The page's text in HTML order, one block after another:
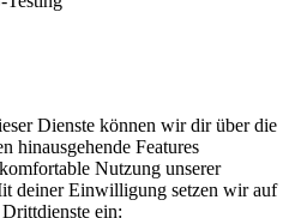
Dienste können wir dir über die
hinausgehende Features
Nutzung unserer
deiner Einwilligung setzen wir auf
ein: